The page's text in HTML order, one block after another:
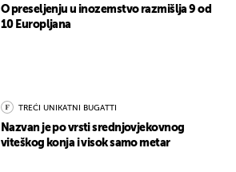
O preseljenju u inozemstvo razmišlja 9 od
10 Europljana
TREĆI UNIKATNI BUGATTI
Nazvan je po vrsti srednjovjekovnog
viteškog konja i visok samo metar